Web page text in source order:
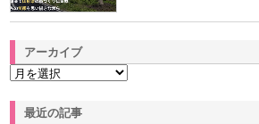
アーカイブ
最近の記事